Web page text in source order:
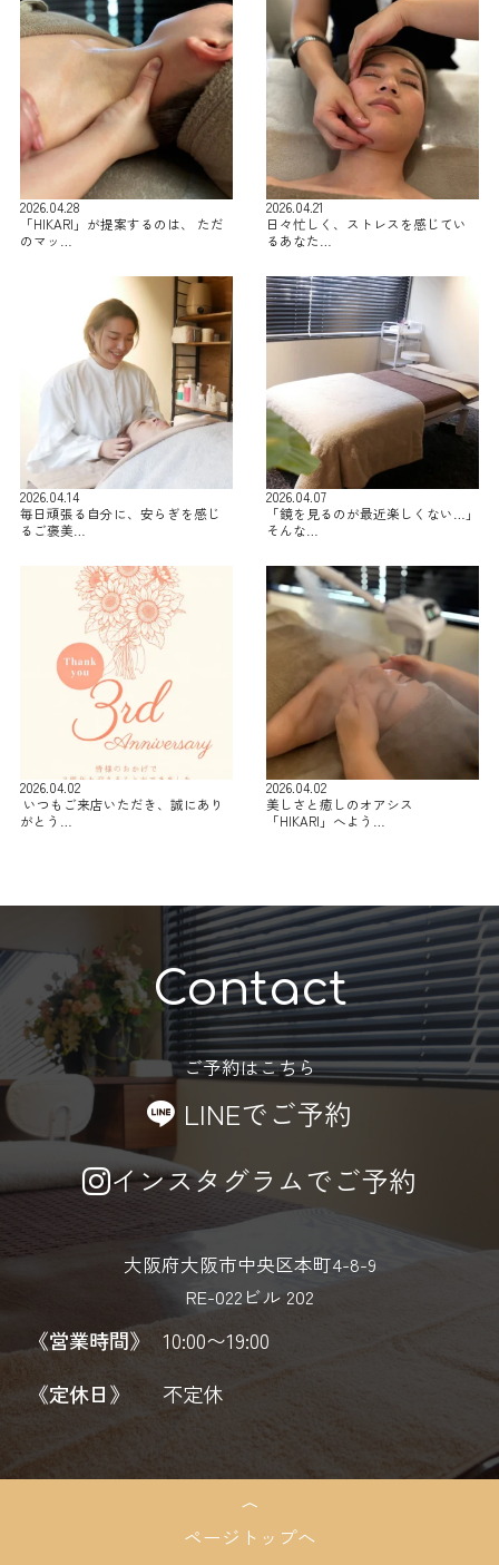
2026.04.28
「HIKARI」が提案するのは、 ただ
のマッ…
2026.04.21
日々忙しく、ストレスを感じてい
るあなた…
2026.04.14
毎日頑張る自分に、安らぎを感じ
るご褒美…
2026.04.07
「鏡を見るのが最近楽しくない…」
そんな…
2026.04.02
⁡ いつもご来店いただき、誠にあり
がとう…
2026.04.02
美しさと癒しのオアシス
「HIKARI」へよう…
Contact
ご予約はこちら
LINEでご予約
インスタグラムでご予約
大阪府大阪市中央区本町4-8-9
RE-022ビル 202
《営業時間》
10:00〜19:00
《定休日》
不定休
ページトップへ